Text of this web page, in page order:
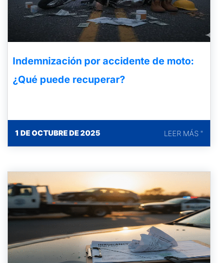
Indemnización por accidente de moto:
¿Qué puede recuperar?
1 DE OCTUBRE DE 2025 LEER MÁS "